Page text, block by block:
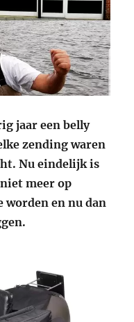
jaar een belly
zending waren
Nu eindelijk is
meer op
worden en nu dan